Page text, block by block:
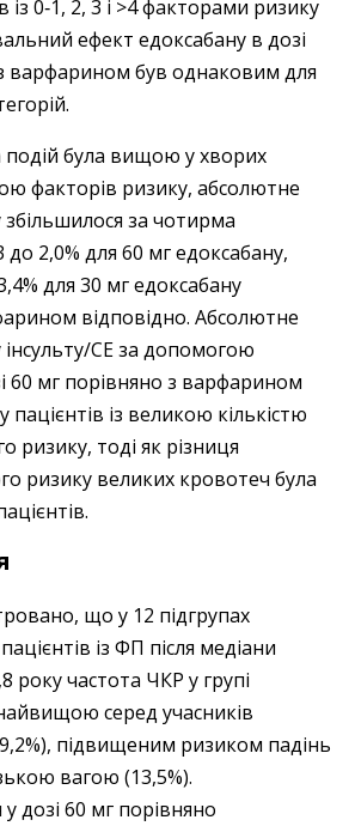
із 0‑1, 2, 3 і >4 факторами ризику
ефект едоксабану в дозі
варфарином був однаковим для
подій була вищою у хворих
факторів ризику, абсолютне
за чотирма
до 2,0% для 60 мг едоксабану,
для 30 мг едоксабану
відповідно. Абсолютне
СЕ за допомогою
60 мг порівняно з варфарином
пацієнтів із великою ­кількіс­тю
ризику, тоді як різниця
ризику великих кровотеч була
що у 12 підгрупах
із ФП після медіани
року частота ЧКР у групі
серед учасників
підвищеним ризиком падінь
вагою (13,5%).
дозі 60 мг порівняно